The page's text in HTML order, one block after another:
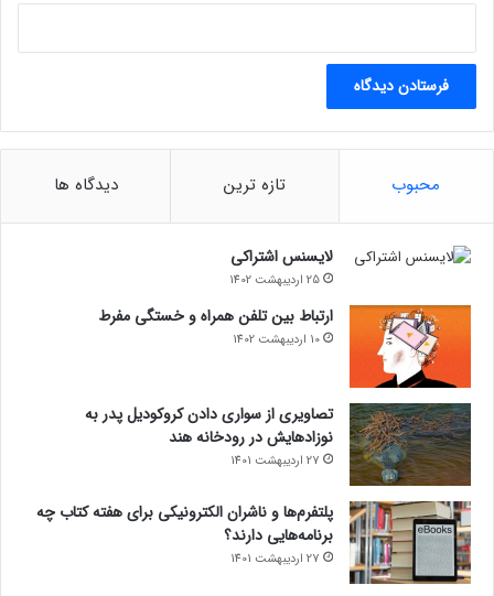
مدیریت دعوت‌نامه‌های دیجیتال
بیماری آلزایمر
محبوب تازه ترین دیدگاه ها
لایسنس اشتراکی
25 اردیبهشت 1402
ارتباط بین تلفن همراه و خستگی مفرط
10 اردیبهشت 1402
تصاویری از سواری دادن کروکودیل پدر به
نوزادهایش در رودخانه هند
27 اردیبهشت 1401
پلتفرم‌ها و ناشران الکترونیکی برای هفته کتاب چه
برنامه‌هایی دارند؟
27 اردیبهشت 1401